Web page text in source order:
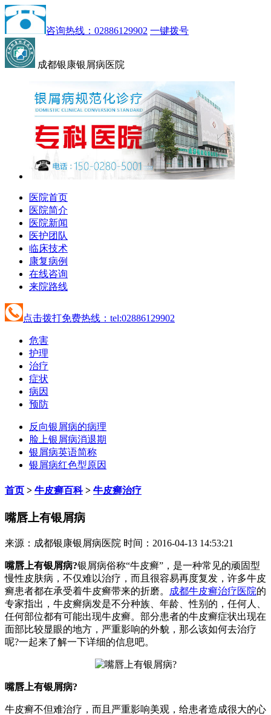
咨询热线：02886129902 一键拨号
成都银康银屑病医院
医院首页
医院简介
医院新闻
医护团队
临床技术
康复病例
在线咨询
来院路线
点击拨打免费热线：tel:02886129902
危害
护理
治疗
症状
病因
预防
反向银屑病的病理
脸上银屑病消退期
银屑病英语简称
银屑病红色型原因
首页 > 牛皮癣百科> 牛皮癣治疗
嘴唇上有银屑病
来源：成都银康银屑病医院 时间：2016-04-13 14:53:21
嘴唇上有银屑病?银屑病俗称“牛皮癣”，是一种常见的顽固型
慢性皮肤病，不仅难以治疗，而且很容易再度复发，许多牛皮
癣患者都在承受着牛皮癣带来的折磨。
成都牛皮癣治疗医院的
专家指出，牛皮癣病发是不分种族、年龄、性别的，任何人、
任何部位都有可能出现牛皮癣。部分患者的牛皮癣症状出现在
面部比较显眼的地方，严重影响的外貌，那么该如何去治疗
呢?一起来了解一下详细的信息吧。
嘴唇上有银屑病?
牛皮癣不但难治疗，而且严重影响美观，给患者造成很大的心